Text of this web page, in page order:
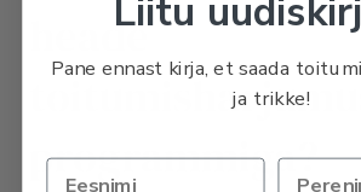
heade
programmiga?
Liitu
Pane ennast kirja, et saada
ja trikke!